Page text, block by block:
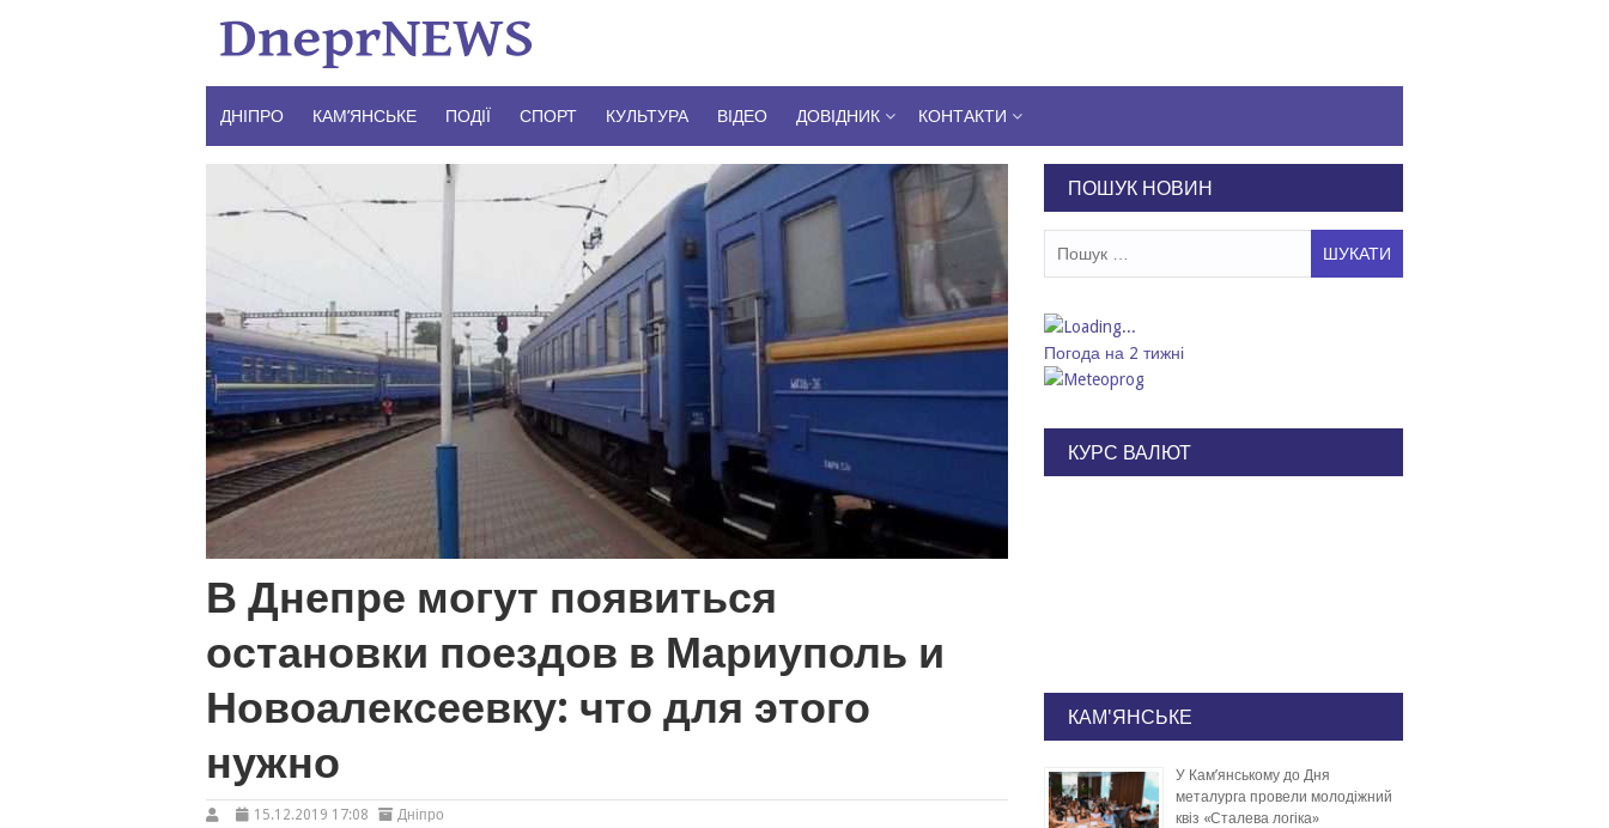
ДНІПРО КАМ’ЯНСЬКЕ ПОДІЇ СПОРТ КУЛЬТУРА ВІДЕО ДОВІДНИК КОНТАКТИ
В Днепре могут появиться
остановки поездов в Мариуполь и
Новоалексеевку: что для этого
нужно
15.12.2019 17:08 Дніпро
ПОШУК НОВИН
Погода на 2 тижні
КУРС ВАЛЮТ
КАМ'ЯНСЬКЕ
У Кам’янському до Дня
металурга провели молодіжний
квіз «Сталева логіка»